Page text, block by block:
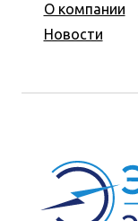
О компании
Новости